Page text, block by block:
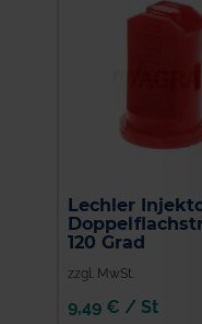
Lechler
120 Grad
zzgl. MwSt.
9,49 € / St